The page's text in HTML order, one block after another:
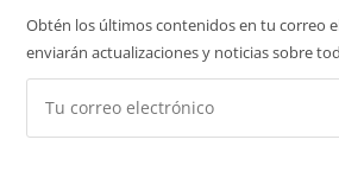
Obtén los últimos contenidos en tu correo
enviarán actualizaciones y noticias sobre